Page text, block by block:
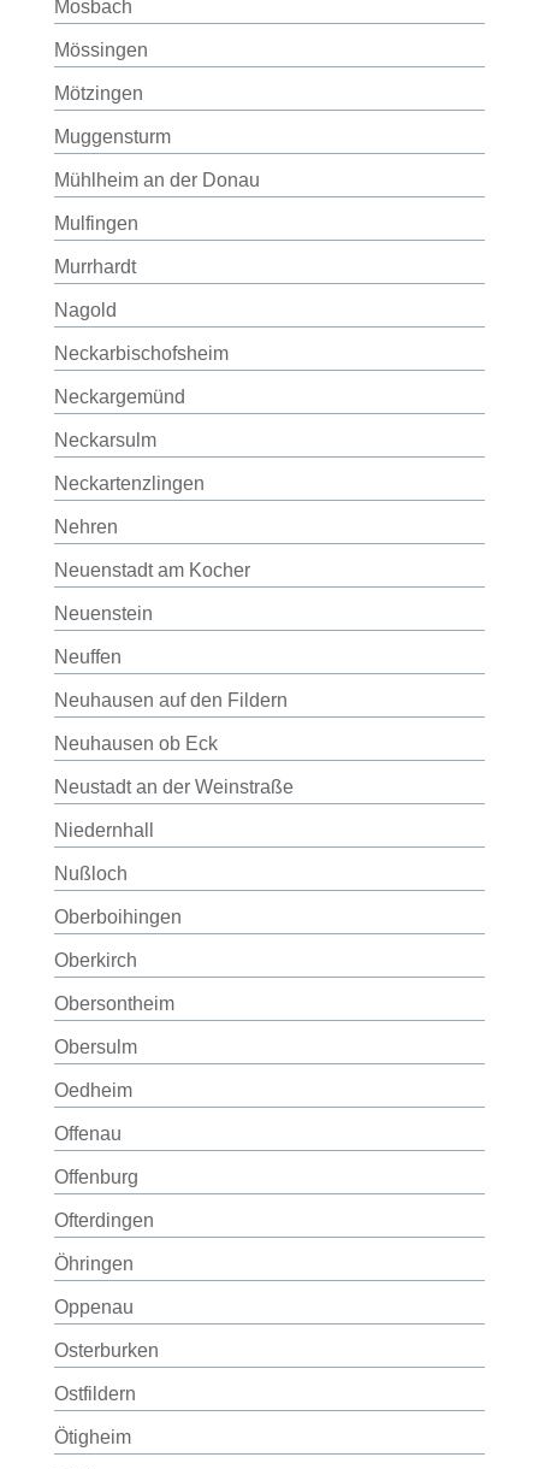
Mosbach
Mössingen
Mötzingen
Muggensturm
Mühlheim an der Donau
Mulfingen
Murrhardt
Nagold
Neckarbischofsheim
Neckargemünd
Neckarsulm
Neckartenzlingen
Nehren
Neuenstadt am Kocher
Neuenstein
Neuffen
Neuhausen auf den Fildern
Neuhausen ob Eck
Neustadt an der Weinstraße
Niedernhall
Nußloch
Oberboihingen
Oberkirch
Obersontheim
Obersulm
Oedheim
Offenau
Offenburg
Ofterdingen
Öhringen
Oppenau
Osterburken
Ostfildern
Ötigheim